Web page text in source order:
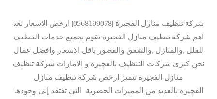
شركة تنظيف منازل الفجيرة |0568199078| ارخص الاسعار نعد
اهم شركة تنظيف منازل الفجيرة تقوم بجميع خدمات التنظيف
للفلل ,والمنازل ,والشقق والقصور باقل الاسعار وافضل عمال
نحن كبري شركات التنظيف بالفجيرة و الامارات شركة تنظيف
منازل الفجيرة تتميز ارخص شركة تنظيف منازل
الفجيرة بالعديد من المميزات الحصرية التي تفتقد إلى وجودها